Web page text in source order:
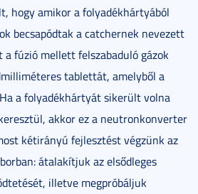
hogy amikor a folyadékhártyából
becsapódtak a catchernek nevezett
a fúzió mellett felszabaduló gázok
tablettát, amelyből a
a folyadékhártyát sikerült volna
akkor ez a neutronkonverter
kétirányú fejlesztést végzünk az
átalakítjuk az elsődleges
illetve megpróbáljuk